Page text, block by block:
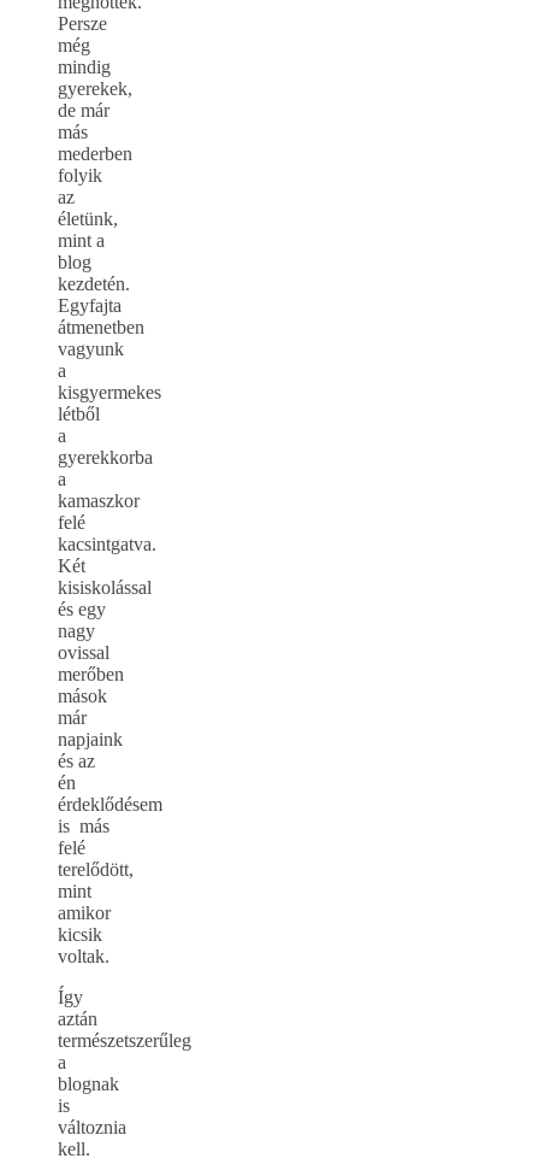
Persze
még
mindig
gyerekek,
de már
más
mederben
folyik
az
életünk,
mint a
blog
kezdetén.
Egyfajta
átmenetben
vagyunk
a
kisgyermekes
létből
a
gyerekkorba
a
kamaszkor
felé
kacsintgatva.
Két
kisiskolással
és egy
nagy
ovissal
merőben
mások
már
napjaink
és az
én
érdeklődésem
is más
felé
terelődött,
mint
amikor
kicsik
voltak.
Így
aztán
természetszerűleg
a
blognak
is
változnia
kell.